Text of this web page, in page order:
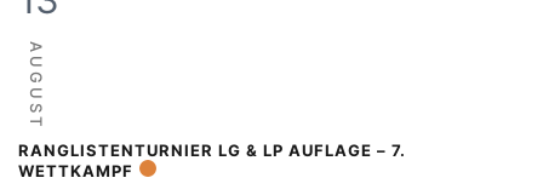
AUGUST
RANGLISTENTURNIER LG & LP AUFLAGE – 7.
WETTKAMPF